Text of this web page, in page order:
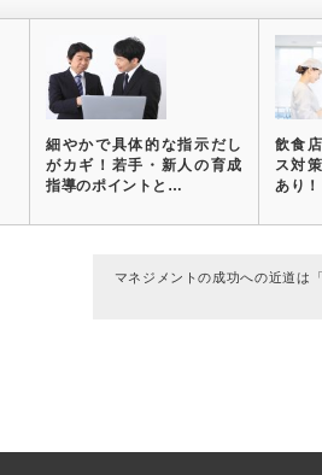
細やかで具体的な指示だし
がカギ！若手・新人の育成
指導のポイントと…
飲食
ス対
あり！
マネジメントの成功への近道は